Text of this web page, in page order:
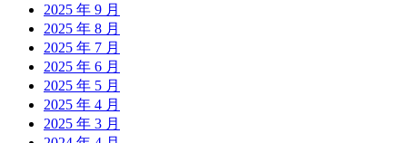
2025 年 9 月
2025 年 8 月
2025 年 7 月
2025 年 6 月
2025 年 5 月
2025 年 4 月
2025 年 3 月